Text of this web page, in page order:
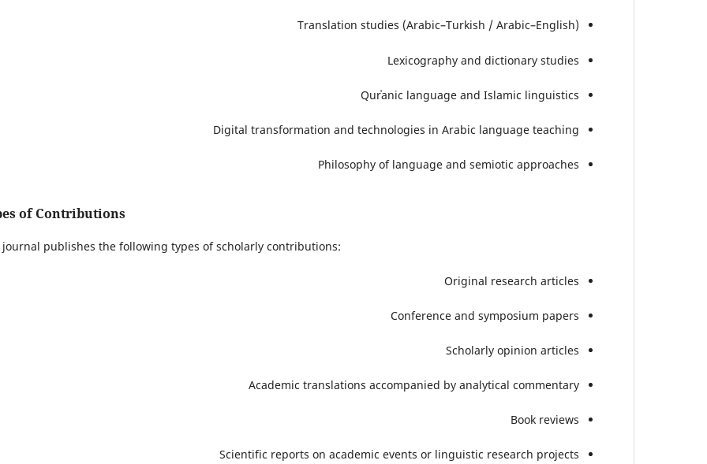
Translation studies (Arabic–Turkish / Arabic–English)
Lexicography and dictionary studies
Qurʾanic language and Islamic linguistics
Digital transformation and technologies in Arabic language teaching
Philosophy of language and semiotic approaches
of Contributions
journal publishes the following types of scholarly contributions:
Original research articles
Conference and symposium papers
Scholarly opinion articles
Academic translations accompanied by analytical commentary
Book reviews
Scientific reports on academic events or linguistic research projects